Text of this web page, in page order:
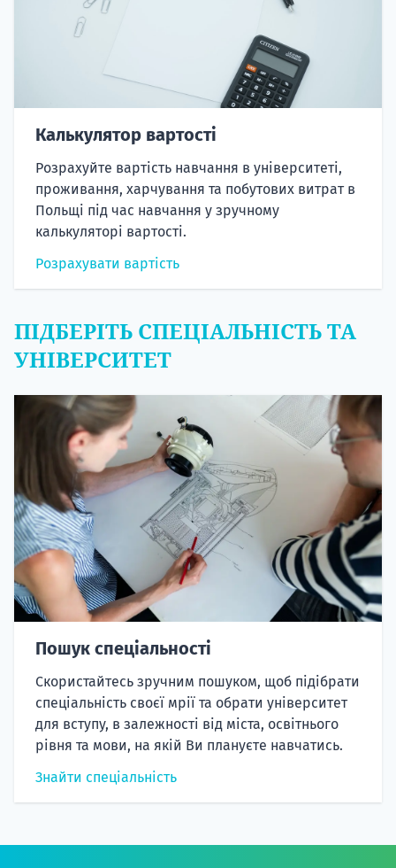
Калькулятор вартості
Розрахуйте вартість навчання в університеті,
проживання, харчування та побутових витрат в
Польщі під час навчання у зручному
калькуляторі вартості.
Розрахувати вартість
ПІДБЕРІТЬ СПЕЦІАЛЬНІСТЬ ТА
УНІВЕРСИТЕТ
Пошук спеціальності
Скористайтесь зручним пошуком, щоб підібрати
спеціальність своєї мрії та обрати університет
для вступу, в залежності від міста, освітнього
рівня та мови, на якій Ви плануєте навчатись.
Знайти спеціальність